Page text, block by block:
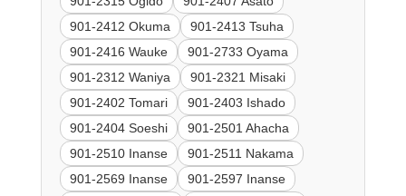
901-2412 Okuma
901-2413 Tsuha
901-2416 Wauke
901-2733 Oyama
901-2312 Waniya
901-2321 Misaki
901-2402 Tomari
901-2403 Ishado
901-2404 Soeshi
901-2501 Ahacha
901-2510 Inanse
901-2511 Nakama
901-2569 Inanse
901-2597 Inanse